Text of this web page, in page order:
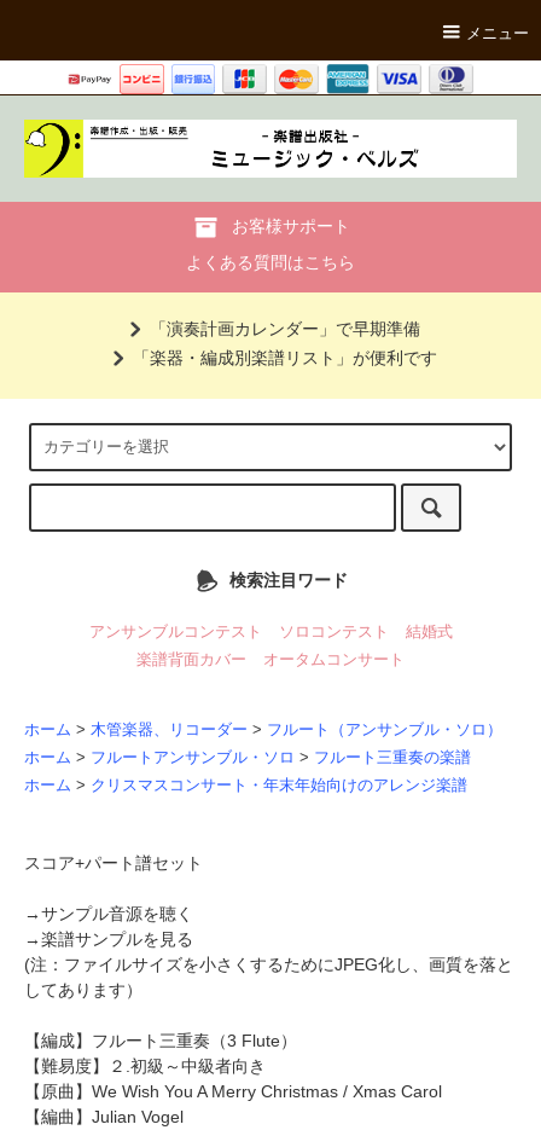
メニュー
お客様サポート
よくある質問はこちら
「演奏計画カレンダー」で早期準備
「楽器・編成別楽譜リスト」が便利です
検索注目ワード
アンサンブルコンテスト ソロコンテスト
結婚式
楽譜背面カバー
オータムコンサート
ホーム > 木管楽器、リコーダー > フルート（アンサンブル・ソロ）
ホーム > フルートアンサンブル・ソロ > フルート三重奏の楽譜
ホーム > クリスマスコンサート・年末年始向けのアレンジ楽譜
スコア+パート譜セット
→サンプル音源を聴く
→楽譜サンプルを見る
(注：ファイルサイズを小さくするためにJPEG化し、画質を落と
してあります）
【編成】 フルート三重奏 （3 Flute）
【難易度】２.初級～中級者向き
【原曲】 We Wish You A Merry Christmas / Xmas Carol
【編曲】 Julian Vogel